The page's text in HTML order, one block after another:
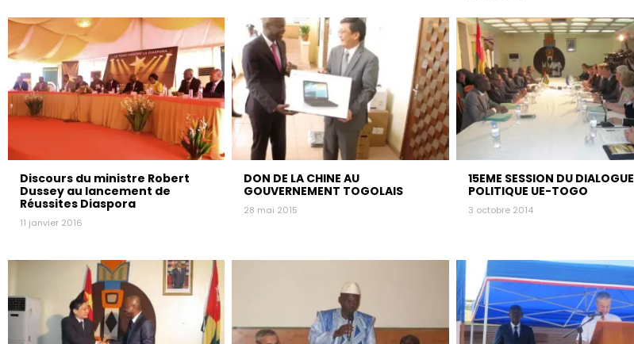
Discours du ministre Robert
Dussey au lancement de
Réussites Diaspora
11 janvier 2016
DON DE LA CHINE AU
GOUVERNEMENT TOGOLAIS
28 mai 2015
15EME SESSION DU DIALOGUE
POLITIQUE UE-TOGO
3 octobre 2014